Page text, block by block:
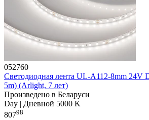
052760
Светодиодная лента UL-A112-8mm 24V
5m) (Arlight, 7 лет)
Произведено в Беларуси
Day | Дневной 5000 K
80798